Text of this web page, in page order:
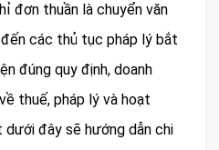
đơn thuần là chuyển văn
các thủ tục pháp lý bắt
đúng quy định, doanh
thuế, pháp lý và hoạt
dưới đây sẽ hướng dẫn chi